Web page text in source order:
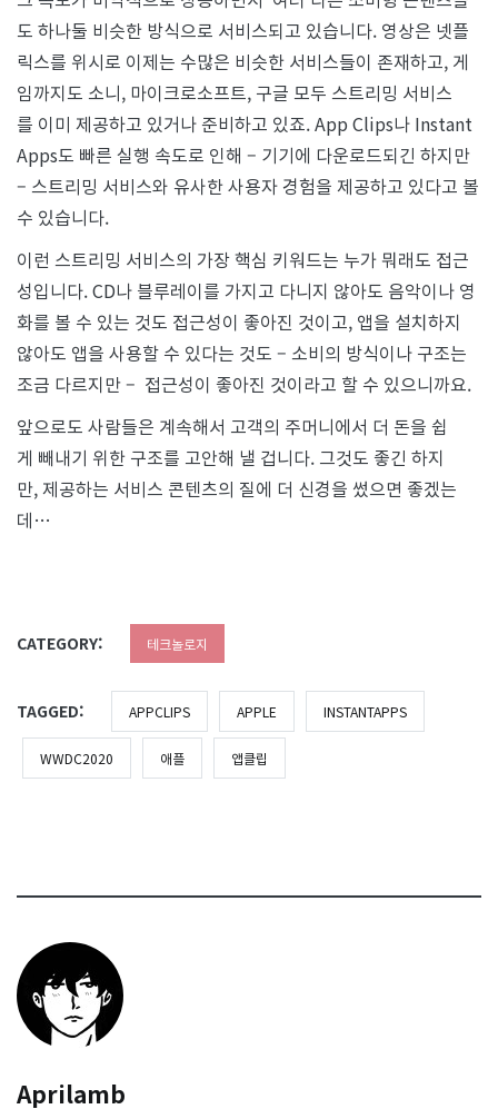
도 하나둘 비슷한 방식으로 서비스되고 있습니다. 영상은 넷플
릭스를 위시로 이제는 수많은 비슷한 서비스들이 존재하고, 게
임까지도 소니, 마이크로소프트, 구글 모두 스트리밍 서비스
를 이미 제공하고 있거나 준비하고 있죠. App Clips나 Instant
Apps도 빠른 실행 속도로 인해 – 기기에 다운로드되긴 하지만
– 스트리밍 서비스와 유사한 사용자 경험을 제공하고 있다고 볼
수 있습니다.
이런 스트리밍 서비스의 가장 핵심 키워드는 누가 뭐래도 접근
성입니다. CD나 블루레이를 가지고 다니지 않아도 음악이나 영
화를 볼 수 있는 것도 접근성이 좋아진 것이고, 앱을 설치하지
않아도 앱을 사용할 수 있다는 것도 – 소비의 방식이나 구조는
조금 다르지만 – 접근성이 좋아진 것이라고 할 수 있으니까요.
앞으로도 사람들은 계속해서 고객의 주머니에서 더 돈을 쉽
게 빼내기 위한 구조를 고안해 낼 겁니다. 그것도 좋긴 하지
만, 제공하는 서비스 콘텐츠의 질에 더 신경을 썼으면 좋겠는
데…
CATEGORY: 테크놀로지
TAGGED: APPCLIPS APPLE INSTANTAPPS
WWDC2020 애플 앱클립
Aprilamb